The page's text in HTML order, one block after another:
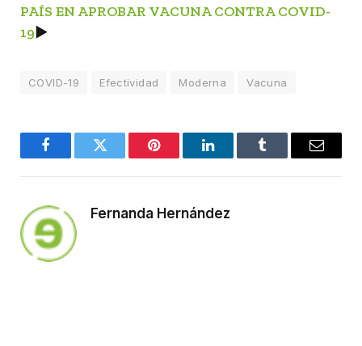
PAÍS EN APROBAR VACUNA CONTRA COVID-
19►
COVID-19 Efectividad Moderna Vacuna
FacebookTwitter Pinterest LinkedInTumblr Email
Fernanda Hernández